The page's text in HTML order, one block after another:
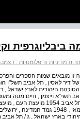
ביבליוגרפית
מדיניות ודיפלומטיות : דצמבר 1947 - מאי
זו מובאים שמות הספרים
דיר לאסין , תל אביב תשל"ו
היהודית לארץ ישראל ,
אב תשי"א וייצמן , חיים מסה
13 — במאי , 1948 גמד